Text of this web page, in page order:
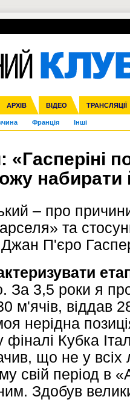
АРХІВ ВІДЕО ТРАНСЛЯЦІЇ
Друга ліга Кубок України
Ліга націй Ліга
Франція Інші
Кубок конфедерацій ЧЄ-2015 (U-
ВІЙНА УПЛ-ПЕРЕХОДИ
набирати
– про
та
Джан П'єро
За 3,5 роки я
м'ячів, віддав
нерідна
фіналі Кубка
що не у всіх
свій період в
Здобув